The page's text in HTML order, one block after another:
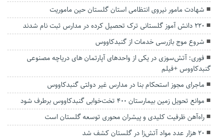
شهادت مامور نیروی انتظامی استان گلستان حین ماموریت
۲۲۰ دانش آموز گلستانی ترک تحصیل کرده در مدارس ثبت نام شدند
شروع موج بازرسی خدمات از گنبدکاووس
فوری: آتش‌سوزی در یکی از واحدهای آپارتمان های دریاچه مصنوعی
گنبدکاووس +فیلم
ماجرای مجوز استحکام بنا در مدارس غیر دولتی گنبدکاووس
موانع تحویل زمین بیمارستان ۴۰۰ تخت‌خوابی گنبدکاووس برطرف شود
راه‌آهن ظرفیت کلیدی و پیشران‌ محوری توسعه گلستان است
۲۰ هزار عدد مواد آتش‌زا در گلستان کشف شد